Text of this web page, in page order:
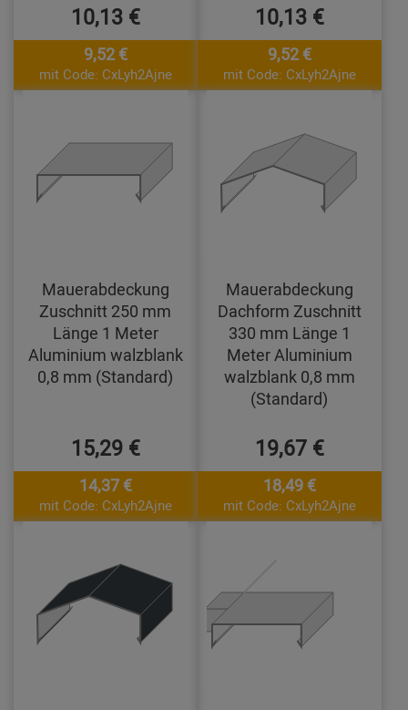
10,13 €
9,52 €
mit Code: CxLyh2Ajne
10,13 €
9,52 €
mit Code: CxLyh2Ajne
Mauerabdeckung
Zuschnitt 250 mm
Länge 1 Meter
Aluminium walzblank
0,8 mm (Standard)
15,29 €
14,37 €
mit Code: CxLyh2Ajne
Mauerabdeckung
Dachform Zuschnitt
330 mm Länge 1
Meter Aluminium
walzblank 0,8 mm
(Standard)
19,67 €
18,49 €
mit Code: CxLyh2Ajne